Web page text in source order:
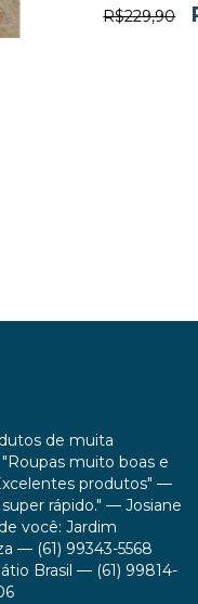
R$229,90
de muita
muito boas e
produtos" —
rápido." — Josiane
você: Jardim
— (61) 99343-5568
Brasil — (61) 99814-